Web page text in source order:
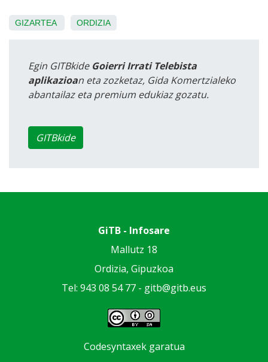
GIZARTEA ORDIZIA
Egin GITBkide Goierri Irrati Telebista
aplikazioan eta zozketaz, Gida Komertzialeko
abantailaz eta premium edukiaz gozatu.
GITBkide
GiTB - Infosare
Mallutz 18
Ordizia, Gipuzkoa
Tel: 943 08 54 77 - gitb@gitb.eus
Codesyntaxek garatua